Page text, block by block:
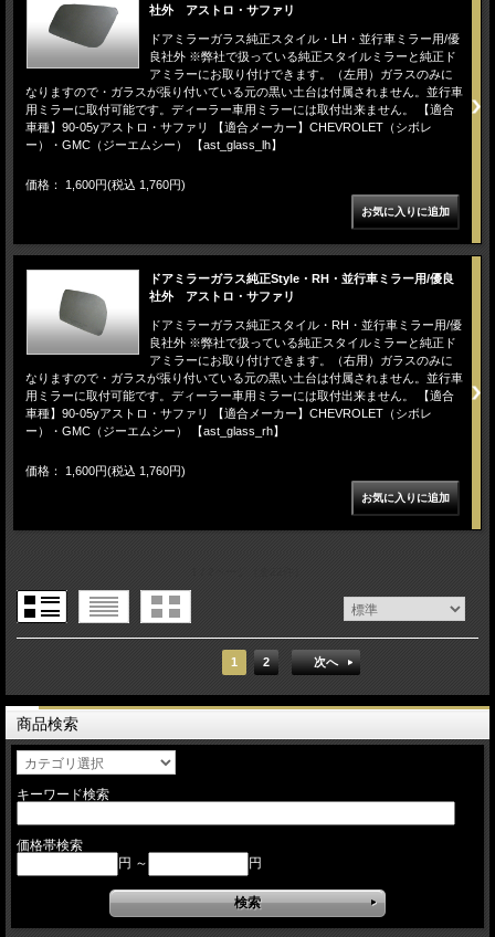
社外 アストロ・サファリ
ドアミラーガラス純正スタイル・LH・並行車ミラー用/優
良社外 ※弊社で扱っている純正スタイルミラーと純正ド
アミラーにお取り付けできます。（左用）ガラスのみに
なりますので・ガラスが張り付いている元の黒い土台は付属されません。並行車
用ミラーに取付可能です。ディーラー車用ミラーには取付出来ません。 【適合
車種】90-05yアストロ・サファリ 【適合メーカー】CHEVROLET（シボレ
ー）・GMC（ジーエムシー） 【ast_glass_lh】
価格： 1,600円(税込 1,760円)
ドアミラーガラス純正Style・RH・並行車ミラー用/優良
社外 アストロ・サファリ
ドアミラーガラス純正スタイル・RH・並行車ミラー用/優
良社外 ※弊社で扱っている純正スタイルミラーと純正ド
アミラーにお取り付けできます。（右用）ガラスのみに
なりますので・ガラスが張り付いている元の黒い土台は付属されません。並行車
用ミラーに取付可能です。ディーラー車用ミラーには取付出来ません。 【適合
車種】90-05yアストロ・サファリ 【適合メーカー】CHEVROLET（シボレ
ー）・GMC（ジーエムシー） 【ast_glass_rh】
価格： 1,600円(税込 1,760円)
1 2 次へ
商品検索
キーワード検索
価格帯検索
円 ～
円